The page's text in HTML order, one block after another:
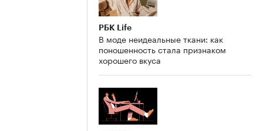
РБК Life
В моде неидеальные ткани: как
поношенность стала признаком
хорошего вкуса